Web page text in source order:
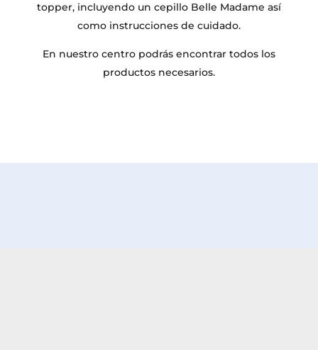
topper, incluyendo un cepillo Belle Madame así
como instrucciones de cuidado.
En nuestro centro podrás encontrar todos los
productos necesarios.